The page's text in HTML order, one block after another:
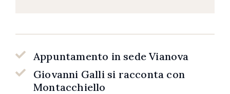
Appuntamento in sede Vianova
Giovanni Galli si racconta con
Montacchiello